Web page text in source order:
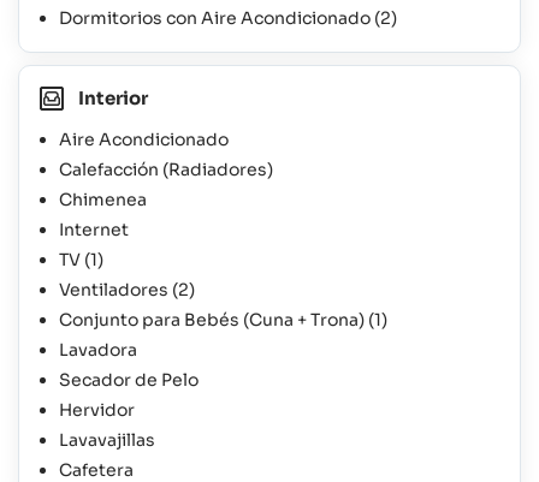
Dormitorios con Aire Acondicionado (2)
Interior
Aire Acondicionado
Calefacción (Radiadores)
Chimenea
Internet
TV (1)
Ventiladores (2)
Conjunto para Bebés (Cuna + Trona) (1)
Lavadora
Secador de Pelo
Hervidor
Lavavajillas
Cafetera